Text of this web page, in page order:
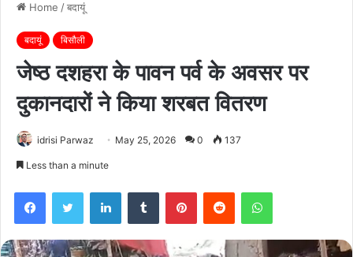
Home /बदायूं
बदायूं बिसौली
जेष्ठ दशहरा के पावन पर्व के अवसर पर
दुकानदारों ने किया शरबत वितरण
idrisi Parwaz May 25, 2026 0 137
Less than a minute
FacebookTwitter LinkedInTumblr PinterestReddit WhatsApp